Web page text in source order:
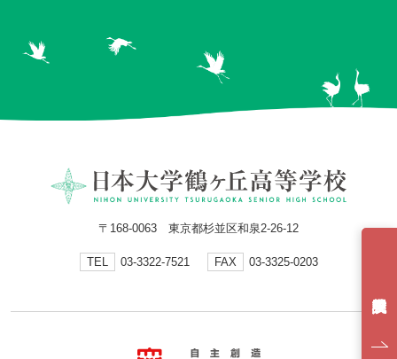
〒168-0063 東京都杉並区和泉2-26-12
TEL 03-3322-7521 FAX 03-3325-0203